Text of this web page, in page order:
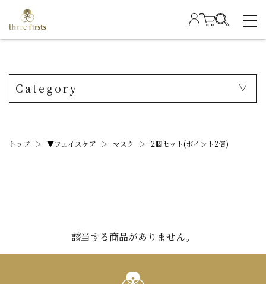
Category
トップ ＞ ▼フェイスケア ＞ マスク ＞ 2個セット(ポイント2倍)
該当する商品がありません。